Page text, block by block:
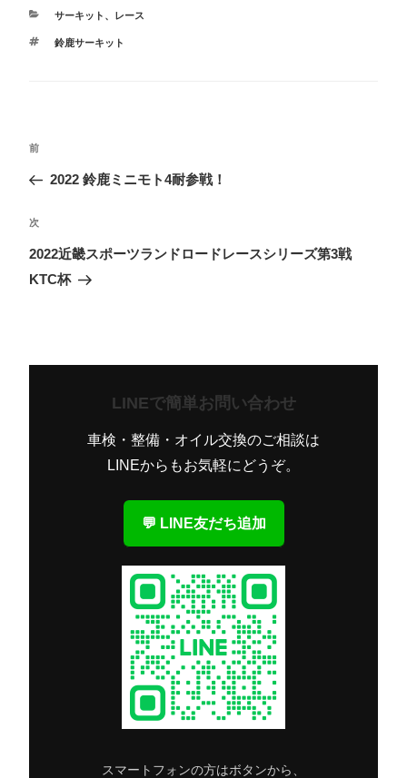
カ
ゴ
サーキット 、 レース
タ
鈴鹿サーキット
ナ
ビ
ー
シ
前
の
稿
前
2022 鈴鹿ミニモト4耐参戦！
次
の
投
次
2022近畿スポーツランドロードレースシリーズ第3戦
KTC杯
LINEで簡単お問い合わせ
車検・整備・オイル交換のご相談は
LINEからもお気軽にどうぞ。
💬 LINE友だち追加
スマートフォンの方はボタンから、